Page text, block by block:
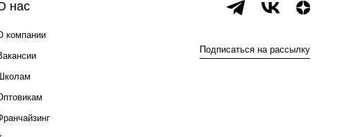
нас
компании
Подписаться на рассылку